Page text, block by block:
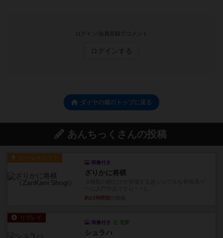
ログイン/会員登録でコメント
ログインする
ダイヤの箱のトップに戻る
あんちっくさんの投稿
ルール/インスト
画像付き
ざりかに将棋
約23時間前
リプレイ
画像付き 充実
シュラハ